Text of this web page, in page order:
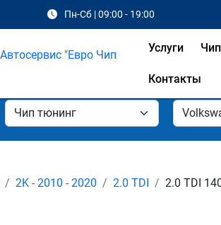
Пн-Сб | 09:00 - 19:00
Услуги
Контакты
2K - 2010 - 2020 2.0 TDI 2.0 TDI